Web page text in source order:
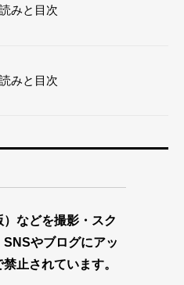
みと目次
みと目次
などを撮影・スク
SNSやブログにアッ
止されています。